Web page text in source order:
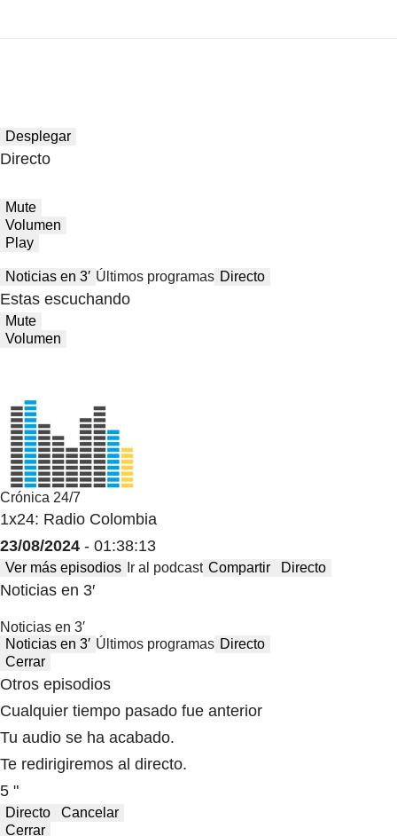
Desplegar
Directo
Mute
Volumen
Play
Noticias en 3′ Últimos programas Directo
Estas escuchando
Mute
Volumen
Crónica 24/7
1x24: Radio Colombia
23/08/2024 - 01:38:13
Ver más episodios Ir al podcast Compartir Directo
Noticias en 3′
Noticias en 3′
Noticias en 3′ Últimos programas Directo
Cerrar
Otros episodios
Cualquier tiempo pasado fue anterior
Tu audio se ha acabado.
Te redirigiremos al directo.
5 "
Directo
Cancelar
Cerrar